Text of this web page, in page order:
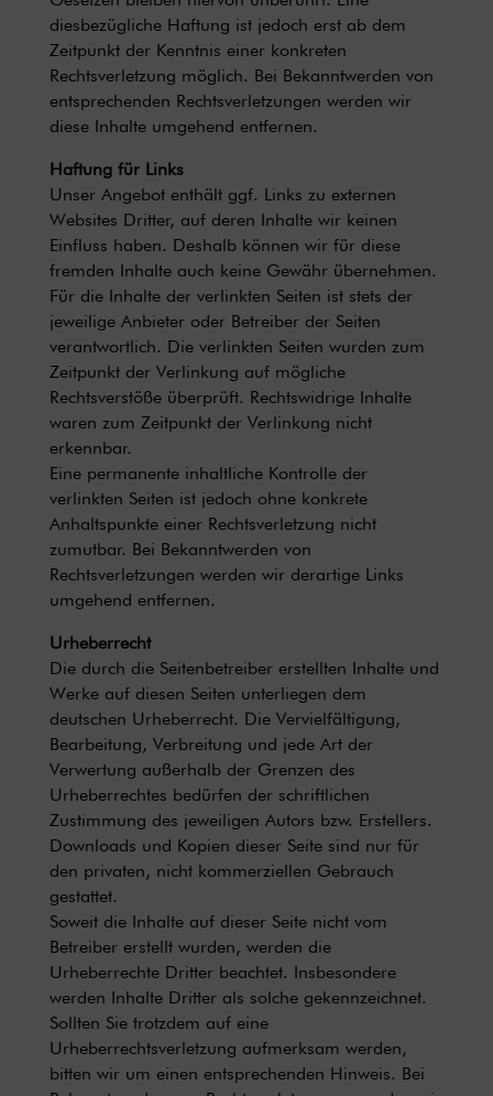
diesbezügliche Haftung ist jedoch erst ab dem
Zeitpunkt der Kenntnis einer konkreten
Rechtsverletzung möglich. Bei Bekanntwerden von
entsprechenden Rechtsverletzungen werden wir
diese Inhalte umgehend entfernen.
Haftung für Links
Unser Angebot enthält ggf. Links zu externen
Websites Dritter, auf deren Inhalte wir keinen
Einfluss haben. Deshalb können wir für diese
fremden Inhalte auch keine Gewähr übernehmen.
Für die Inhalte der verlinkten Seiten ist stets der
jeweilige Anbieter oder Betreiber der Seiten
verantwortlich. Die verlinkten Seiten wurden zum
Zeitpunkt der Verlinkung auf mögliche
Rechtsverstöße überprüft. Rechtswidrige Inhalte
waren zum Zeitpunkt der Verlinkung nicht
erkennbar.
Eine permanente inhaltliche Kontrolle der
verlinkten Seiten ist jedoch ohne konkrete
Anhaltspunkte einer Rechtsverletzung nicht
zumutbar. Bei Bekanntwerden von
Rechtsverletzungen werden wir derartige Links
umgehend entfernen.
Urheberrecht
Die durch die Seitenbetreiber erstellten Inhalte und
Werke auf diesen Seiten unterliegen dem
deutschen Urheberrecht. Die Vervielfältigung,
Bearbeitung, Verbreitung und jede Art der
Verwertung außerhalb der Grenzen des
Urheberrechtes bedürfen der schriftlichen
Zustimmung des jeweiligen Autors bzw. Erstellers.
Downloads und Kopien dieser Seite sind nur für
den privaten, nicht kommerziellen Gebrauch
gestattet.
Soweit die Inhalte auf dieser Seite nicht vom
Betreiber erstellt wurden, werden die
Urheberrechte Dritter beachtet. Insbesondere
werden Inhalte Dritter als solche gekennzeichnet.
Sollten Sie trotzdem auf eine
Urheberrechtsverletzung aufmerksam werden,
bitten wir um einen entsprechenden Hinweis. Bei